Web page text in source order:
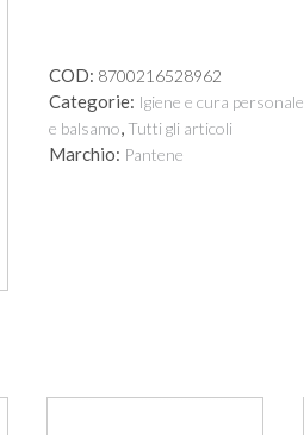
COD: 8700216528962
Categorie: Igiene e cura personale
e balsamo,Tutti gli articoli
Marchio: Pantene